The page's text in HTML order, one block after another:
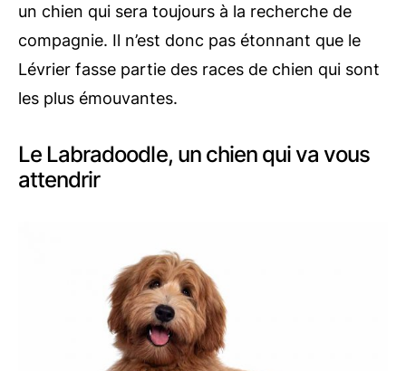
un chien qui sera toujours à la recherche de
compagnie. Il n’est donc pas étonnant que le
Lévrier fasse partie des races de chien qui sont
les plus émouvantes.
Le Labradoodle, un chien qui va vous
attendrir